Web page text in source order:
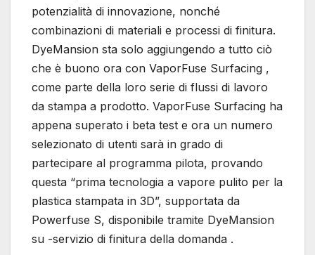
potenzialità di innovazione, nonché
combinazioni di materiali e processi di finitura.
DyeMansion sta solo aggiungendo a tutto ciò
che è buono ora con VaporFuse Surfacing ,
come parte della loro serie di flussi di lavoro
da stampa a prodotto. VaporFuse Surfacing ha
appena superato i beta test e ora un numero
selezionato di utenti sarà in grado di
partecipare al programma pilota, provando
questa “prima tecnologia a vapore pulito per la
plastica stampata in 3D”, supportata da
Powerfuse S, disponibile tramite DyeMansion
su -servizio di finitura della domanda .